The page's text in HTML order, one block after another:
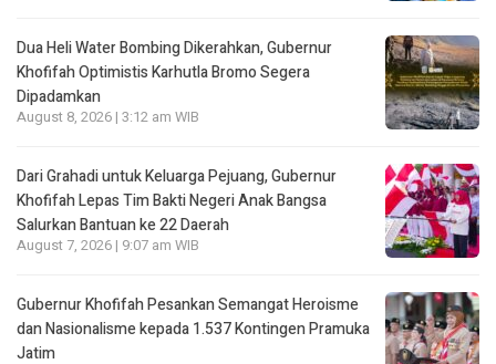
Dua Heli Water Bombing Dikerahkan, Gubernur
Khofifah Optimistis Karhutla Bromo Segera
Dipadamkan
August 8, 2026 | 3:12 am WIB
Dari Grahadi untuk Keluarga Pejuang, Gubernur
Khofifah Lepas Tim Bakti Negeri Anak Bangsa
Salurkan Bantuan ke 22 Daerah
August 7, 2026 | 9:07 am WIB
Gubernur Khofifah Pesankan Semangat Heroisme
dan Nasionalisme kepada 1.537 Kontingen Pramuka
Jatim